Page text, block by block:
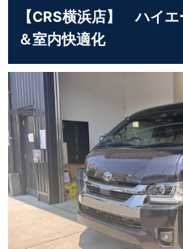
【CRS横浜店】 ハイ
＆室内快適化